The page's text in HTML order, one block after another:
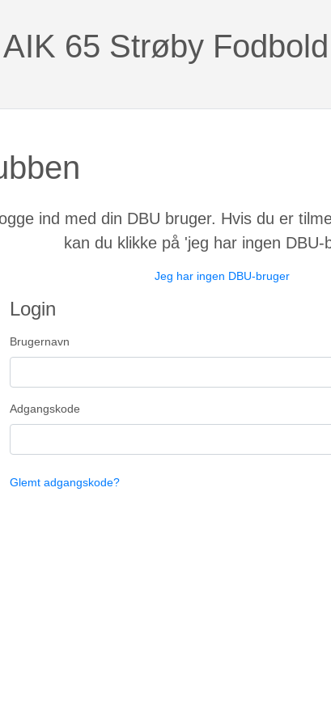
AIK 65 Strøby Fodbold
ind med din DBU bruger. Hvis du er
kan du klikke på 'jeg har ingen DBU-
Jeg har ingen DBU-bruger
Login
Brugernavn
Adgangskode
Glemt adgangskode?